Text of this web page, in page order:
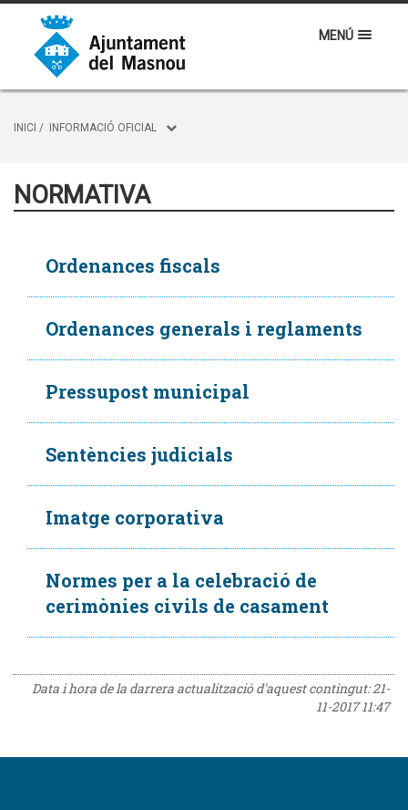
MENÚ
INICI / INFORMACIÓ OFICIAL
NORMATIVA
Ordenances fiscals
Ordenances generals i reglaments
Pressupost municipal
Sentències judicials
Imatge corporativa
Normes per a la celebració de
cerimònies civils de casament
Data i hora de la darrera actualització d'aquest contingut:21-
11-2017 11:47